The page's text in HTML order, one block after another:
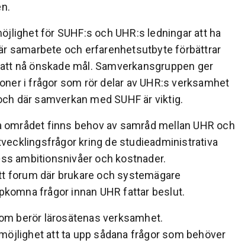
för SUHF:s och UHR:s ledningar att ha
samarbete och erfarenhetsutbyte förbättrar
nå önskade mål. Samverkansgruppen ger
i frågor som rör delar av UHR:s verksamhet
där samverkan med SUHF är viktig.
finns behov av samråd mellan UHR och
kring de studieadministrativa
ambitionsnivåer och kostnader.
forum där brukare och systemägare
frågor innan UHR fattar beslut.
berör lärosätenas verksamhet.
att ta upp sådana frågor som behöver